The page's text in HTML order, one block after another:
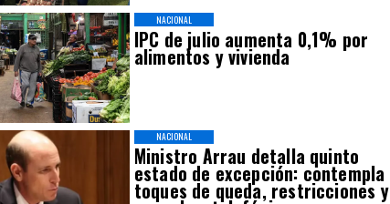
IPC de julio aumenta 0,1% por
alimentos y vivienda
NACIONAL
Ministro Arrau detalla quinto
estado de excepción: contempla
toques de queda, restricciones y
NACIONAL